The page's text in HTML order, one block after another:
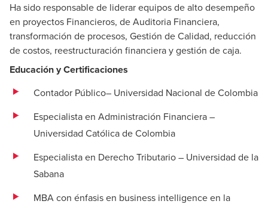
Ha sido responsable de liderar equipos de alto desempeño
en proyectos Financieros, de Auditoria Financiera,
transformación de procesos, Gestión de Calidad, reducción
de costos, reestructuración financiera y gestión de caja.
Educación y Certificaciones
Contador Público– Universidad Nacional de Colombia
Especialista en Administración Financiera –
Universidad Católica de Colombia
Especialista en Derecho Tributario – Universidad de la
Sabana
MBA con énfasis en business intelligence en la